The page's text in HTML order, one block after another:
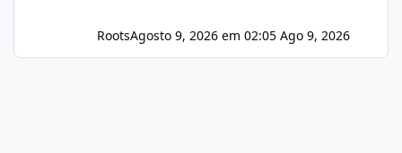
RootsAgosto 9, 2026 em 02:05 Ago 9, 2026